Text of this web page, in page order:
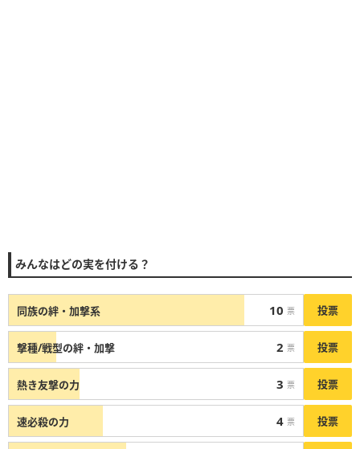
みんなはどの実を付ける？
同族の絆・加撃系 10 票 投票
撃種/戦型の絆・加撃 2 票 投票
熱き友撃の力 3 票 投票
速必殺の力 4 票 投票